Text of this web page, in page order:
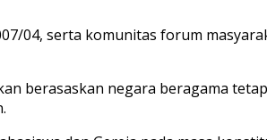
04, serta komunitas forum
berasaskan negara beragama